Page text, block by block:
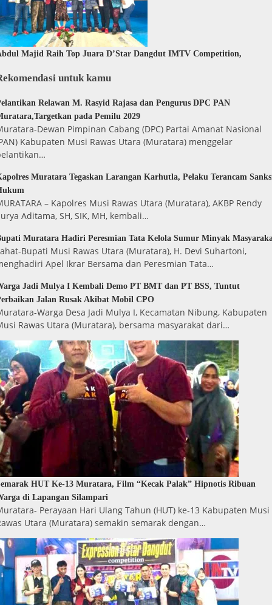
Majid Raih Top Juara D’Star Dangdut IMTV Competition,
untuk kamu
Relawan M. Rasyid Rajasa dan Pengurus DPC PAN
pada Pemilu 2029
Dewan Pimpinan Cabang (DPC) Partai Amanat Nasional
Kabupaten Musi Rawas Utara (Muratara) menggelar
Muratara Tegaskan Larangan Karhutla, Pelaku Terancam
– Kapolres Musi Rawas Utara (Muratara), AKBP Rendy
Aditama, SH, SIK, MH, kembali…
Muratara Hadiri Peresmian Tata Kelola Sumur Minyak
Bupati Musi Rawas Utara (Muratara), H. Devi Suhartoni,
Apel Ikrar Bersama dan Peresmian Tata…
Jadi Mulya I Kembali Demo PT BMT dan PT BSS, Tuntut
Jalan Rusak Akibat Mobil CPO
Warga Desa Jadi Mulya I, Kecamatan Nibung, Kabupaten
Rawas Utara (Muratara), bersama masyarakat dari…
HUT Ke-13 Muratara, Film “Kecak Palak” Hipnotis Ribuan
di Lapangan Silampari
Perayaan Hari Ulang Tahun (HUT) ke-13 Kabupaten Musi
Utara (Muratara) semakin semarak dengan…